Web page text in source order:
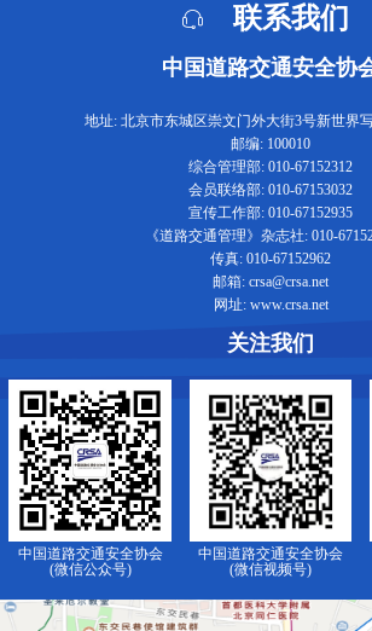
联系我们
中国道路交通安全协
地址: 北京市东城区崇文门外大街3号新世界
邮编: 100010
综合管理部: 010-67152312
会员联络部: 010-67153032
宣传工作部: 010-67152935
《道路交通管理》杂志社: 010-
传真: 010-67152962
邮箱: crsa@crsa.net
网址: www.crsa.net
关注我们
中国道路交通安全协会
(微信公众号)
中国道路交通安全协会
(微信视频号)